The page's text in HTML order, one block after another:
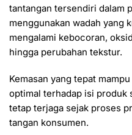
tantangan tersendiri dalam
menggunakan wadah yang
mengalami kebocoran,
hingga perubahan tekstur.
Kemasan yang tepat
optimal terhadap isi produk
tetap terjaga sejak proses
tangan konsumen.